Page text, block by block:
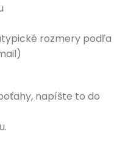
rozmery podľa
napíšte to do